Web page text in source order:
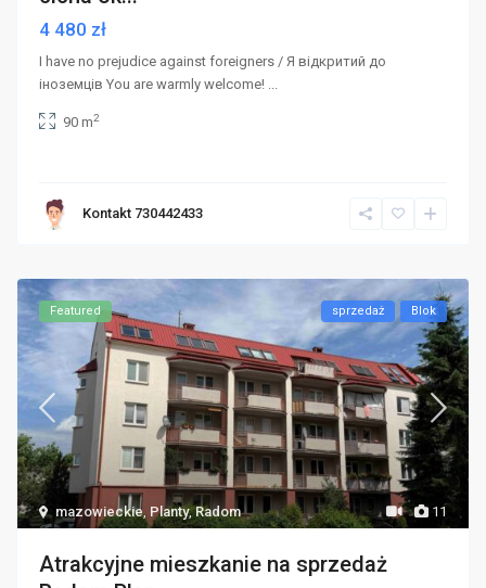
4 480 zł
I have no prejudice against foreigners / Я відкритий до
іноземців You are warmly welcome! ...
90 m2
Kontakt 730442433
11
mazowieckie, Planty,Radom
Featured sprzedaż Blok
Atrakcyjne mieszkanie na sprzedaż